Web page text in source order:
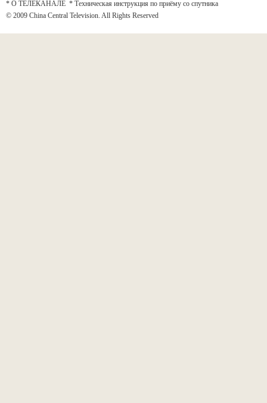
* О ТЕЛЕКАНАЛЕ * Техническая инструкция по приёму со спутника
© 2009 China Central Television. All Rights Reserved